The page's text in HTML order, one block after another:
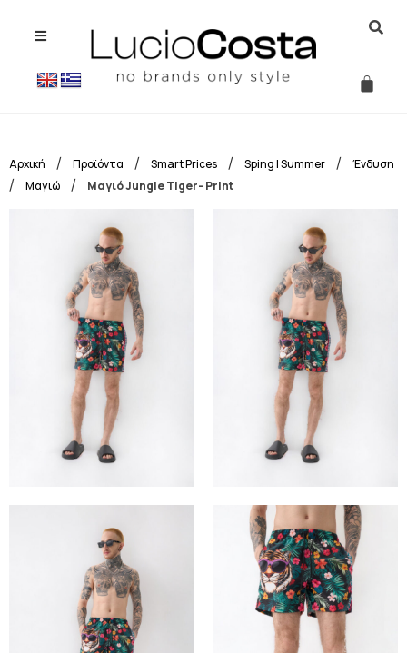
Αρχική / Προϊόντα / Smart Prices / Sping | Summer / Ένδυση
/ Μαγιώ / Μαγιό Jungle Tiger- Print